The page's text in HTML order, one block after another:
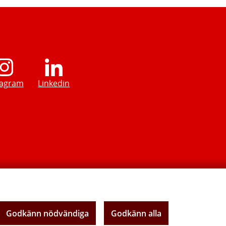
Godkänn nödvändiga Godkänn alla
Linkedin